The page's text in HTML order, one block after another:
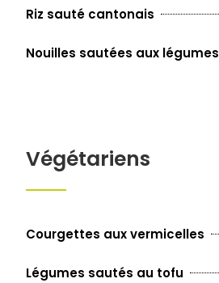
Riz sauté cantonais
Nouilles sautées aux légumes
Végétariens
Courgettes aux vermicelles
Légumes sautés au tofu